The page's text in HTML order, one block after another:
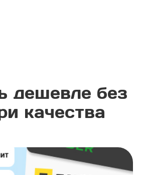
дешевле без
качества